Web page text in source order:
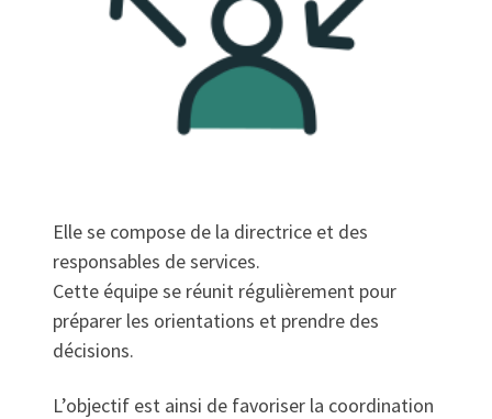
Elle se compose de la directrice et des
responsables de services.
Cette équipe se réunit régulièrement pour
préparer les orientations et prendre des
décisions.
L’objectif est ainsi de favoriser la coordination